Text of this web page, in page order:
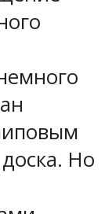
Но